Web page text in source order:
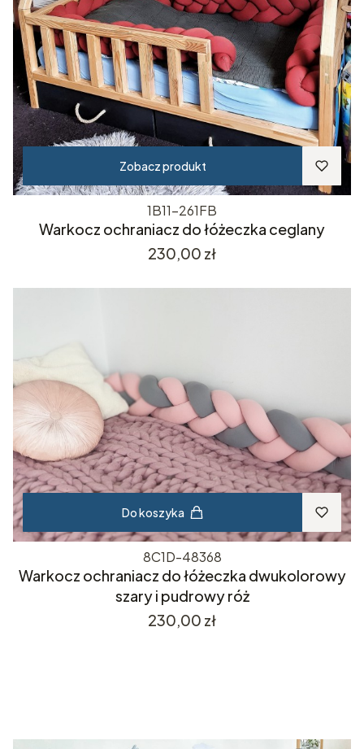
Zobacz produkt
1B11-261FB
Warkocz ochraniacz do łóżeczka ceglany
Cena
230,00 zł
Do koszyka
8C1D-48368
Warkocz ochraniacz do łóżeczka dwukolorowy
szary i pudrowy róż
Cena
230,00 zł